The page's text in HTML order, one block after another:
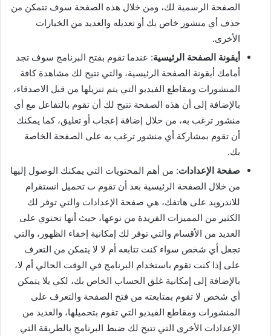
الصفحة الرسمية لك، ومن خلال هذه الصفحة سوف تتمكن من
حذف أي منشور خاص بك أو تعديله والعديد من الخيارات
الأخرى.
أيقونة الصفحة الرئيسية: عندما تقوم بفتح البرنامج سوف تجد
أمامك أيقونة الصفحة الرئيسية، والتي تتيح لك مشاهدة كافة
المنشورات ومقاطع الفيديو التي يتم تنزيلها من قبل الاصدقاء،
بالإضافة إلى أن هذه الصفحة تتيح لك أن تقوم بالتفاعل مع أي
منشور ترغب به، من خلال إضافة إعجاب أو تعليق، كما يمكنك
أن تقوم بمشاركة أي منشور ترغب به على الصفحة الخاصة
بك.
صفحة الإعدادات: من أهم المحتويات التي يمكنك الوصول إليها
من خلال الصفحة الرئيسية بعد أن تقوم ب تحميل انستقرام
للاندرويد على هاتفك، هي صفحة الإعدادات والتي توفر لك
الكثير من المميزات الفريدة من نوعها، حيث أنها تحتوي على
العديد من الأقسام والتي توفر لك إمكانية إخفاء الظهور، والتي
تجعل أي شخص سواء كنت تتابعه أم لا لا يتمكن من التعرف
على إذا كنت تقوم باستخدام البرنامج في الوقت الحالي أم لا،
بالإضافة إلى إمكانية غلق الحساب الخاص بك، لكي يلا يتمكن
أي شخص لا تقوم بمتابعته من فتح الصفحة والتعرف على
المنشورات ومقاطع الفيديو التي تقوم بتحميلها، والعديد من
الإعدادات الأخرى التي تتيح لك ضبط البرنامج بالطريقة التي